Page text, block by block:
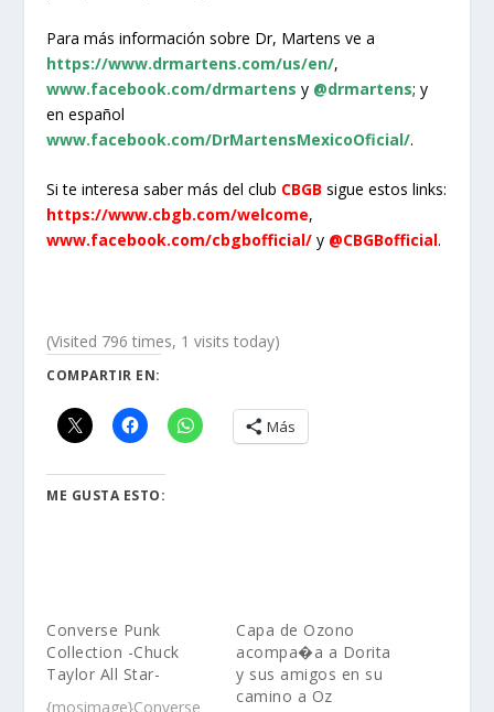
Para más información sobre Dr, Martens ve a
https://www.drmartens.com/us/en/,
www.facebook.com/drmartens y @drmartens; y
en español
www.facebook.com/DrMartensMexicoOficial/.
Si te interesa saber más del club CBGB sigue estos links:
https://www.cbgb.com/welcome,
www.facebook.com/cbgbofficial/ y @CBGBofficial.
(Visited 796 times, 1 visits today)
COMPARTIR EN:
Más
ME GUSTA ESTO:
Converse Punk
Collection -Chuck
Taylor All Star-
{mosimage}Converse
Capa de Ozono
acompa�a a Dorita
y sus amigos en su
camino a Oz